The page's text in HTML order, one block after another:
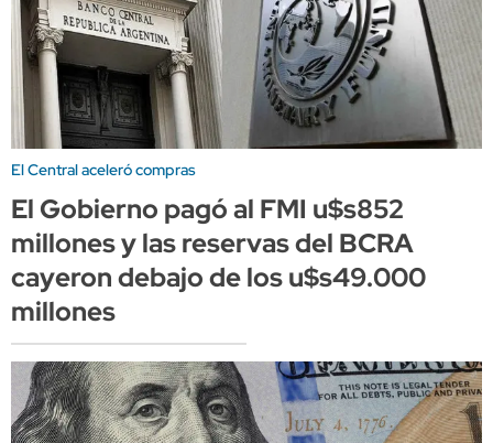
El Central aceleró compras
El Gobierno pagó al FMI u$s852
millones y las reservas del BCRA
cayeron debajo de los u$s49.000
millones